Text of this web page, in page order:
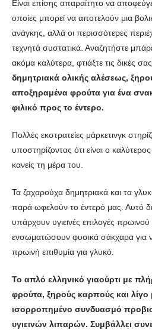
Είναι επίσης απαραίτητο να
οποίες μπορεί να αποτελούν μια
ανάγκης, αλλά οι περισσότερες
τεχνητά συστατικά. Αναζητήστε
ακόμα καλύτερα, φτιάξτε τις δικές
δημητριακά ολικής αλέσεως,
αποξηραμένα φρούτα για ένα
φιλικό προς το έντερο.
Πολλές εκστρατείες μάρκετινγκ
υποστηρίζοντας ότι είναι ο
κανείς τη μέρα του.
Τα ζαχαρούχα δημητριακά και τα
παρά ωφελούν το έντερό μας. Αυτό
υπάρχουν υγιεινές επιλογές
ενσωματώσουν φυσικά σάκχαρα για
πρωινή επιθυμία για γλυκό.
Το απλό ελληνικό γιαούρτι με
φρούτα, ξηρούς καρπούς και λίγο
ισορροπημένο συνδυασμό
υγιεινών λιπαρών. Συμβάλλει